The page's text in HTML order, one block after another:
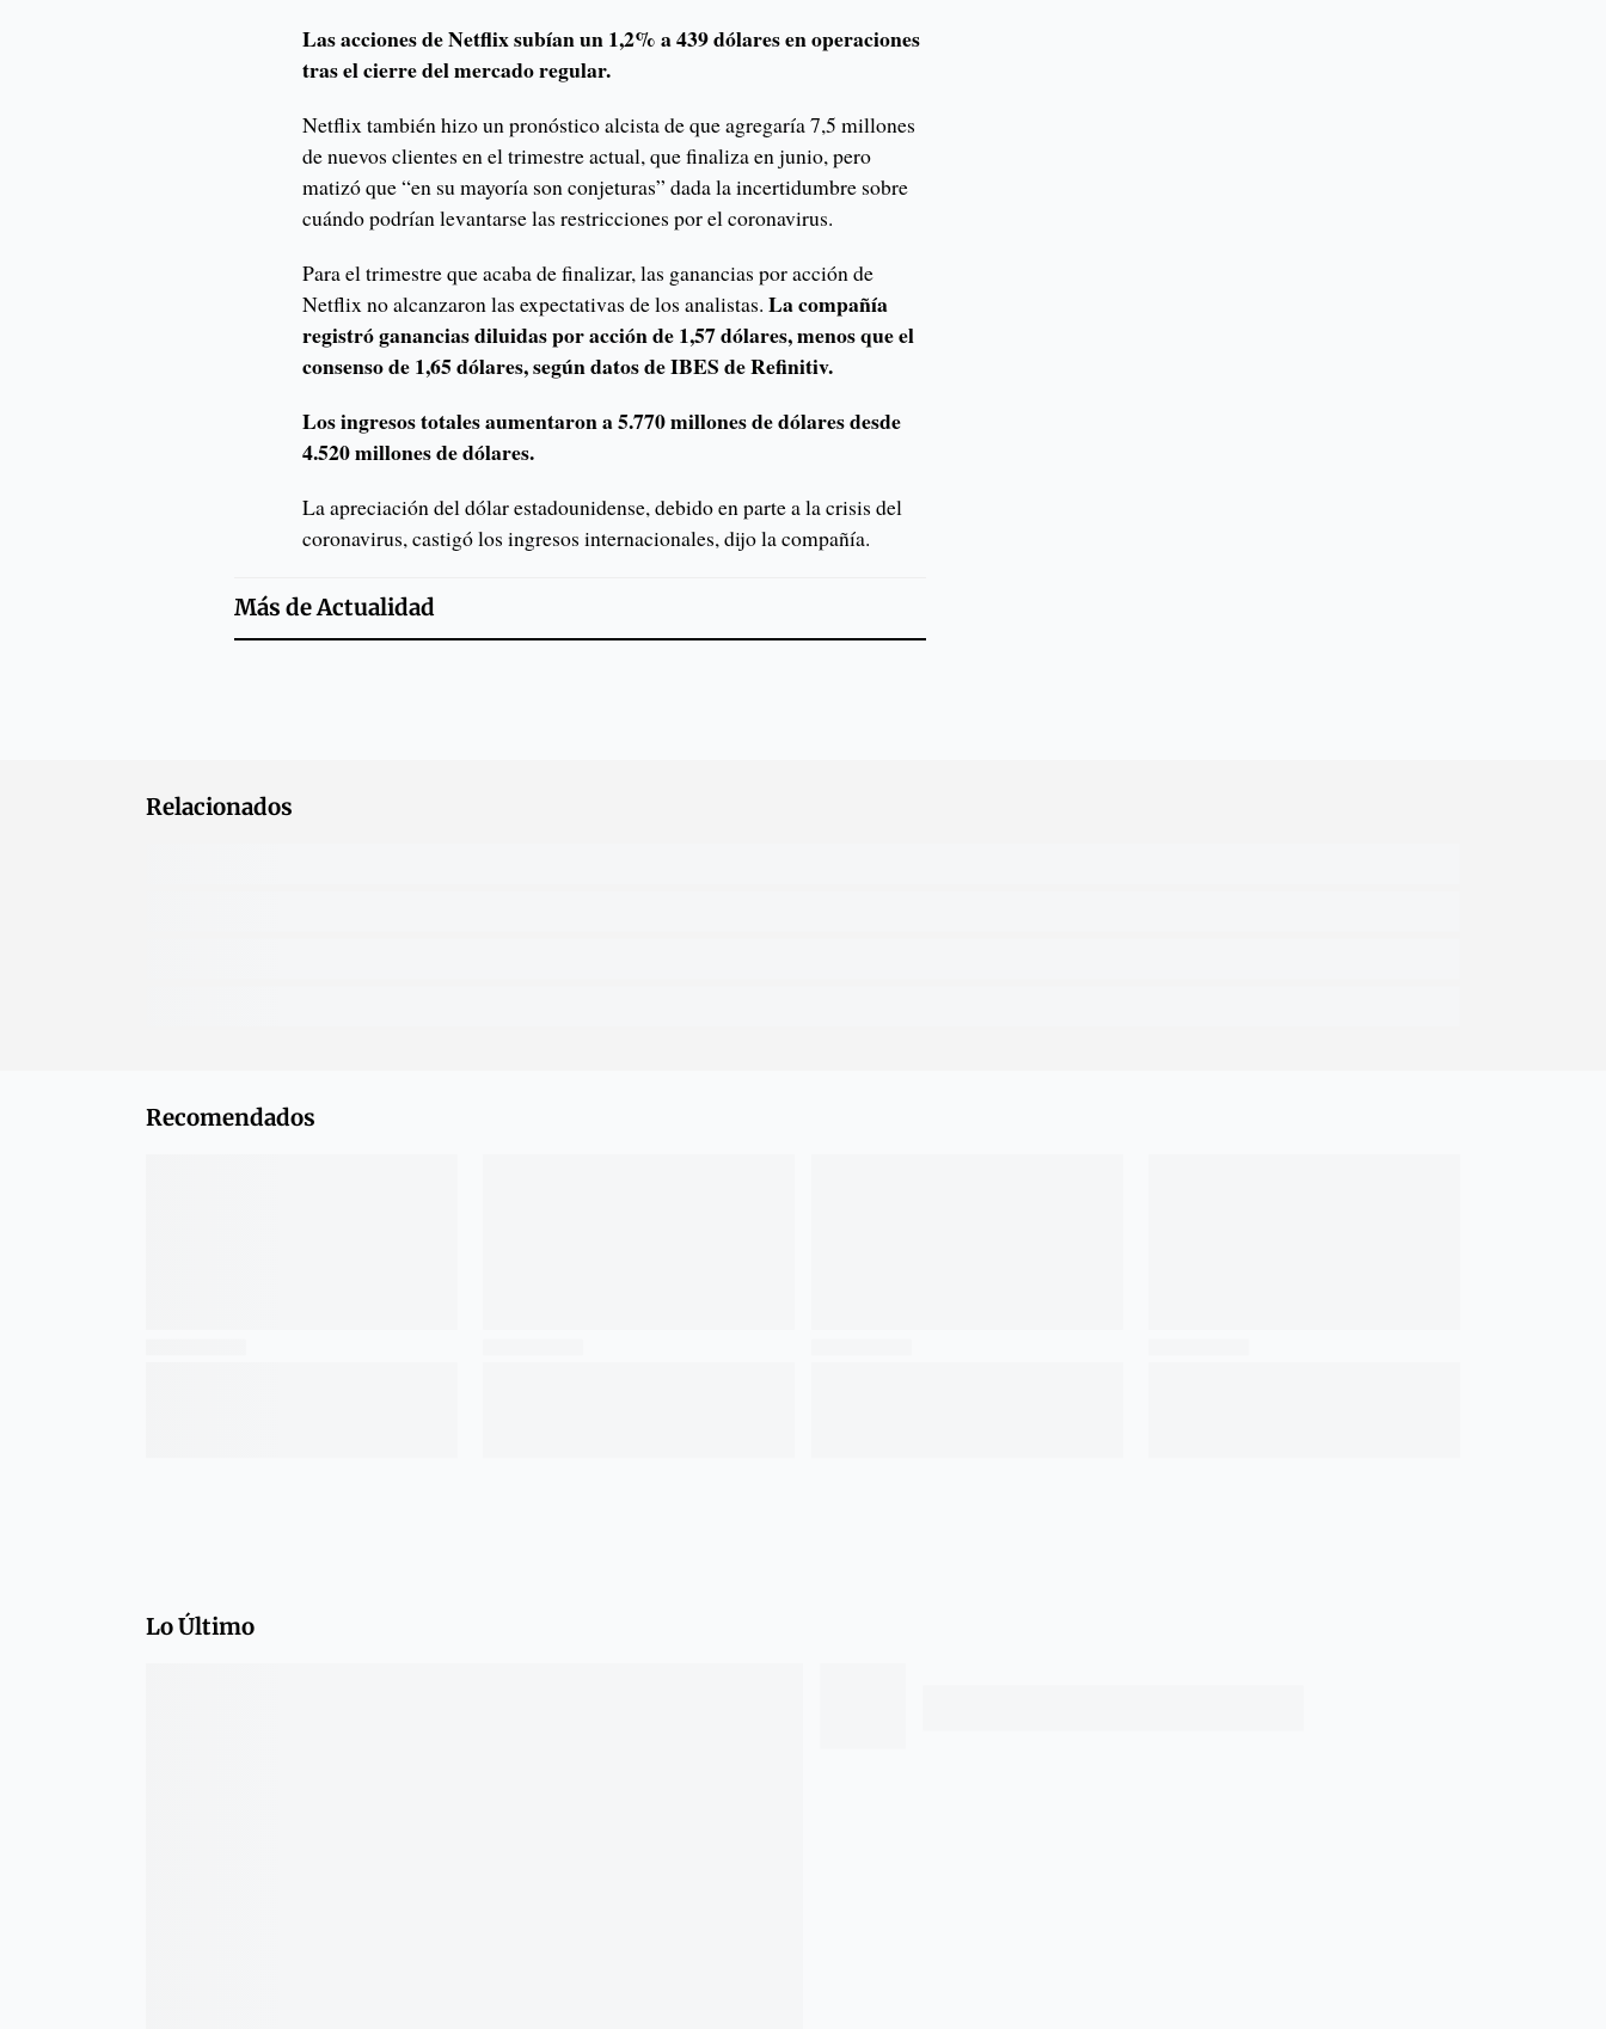
Las acciones de Netflix subían un 1,2% a 439 dólares en operaciones
tras el cierre del mercado regular.
Netflix también hizo un pronóstico alcista de que agregaría 7,5 millones
de nuevos clientes en el trimestre actual, que finaliza en junio, pero
matizó que “en su mayoría son conjeturas” dada la incertidumbre sobre
cuándo podrían levantarse las restricciones por el coronavirus.
Para el trimestre que acaba de finalizar, las ganancias por acción de
Netflix no alcanzaron las expectativas de los analistas.La compañía
registró ganancias diluidas por acción de 1,57 dólares, menos que el
consenso de 1,65 dólares, según datos de IBES de Refinitiv.
Los ingresos totales aumentaron a 5.770 millones de dólares desde
4.520 millones de dólares.
La apreciación del dólar estadounidense, debido en parte a la crisis del
coronavirus, castigó los ingresos internacionales, dijo la compañía.
Más deActualidad
Relacionados
Recomendados
Lo Último